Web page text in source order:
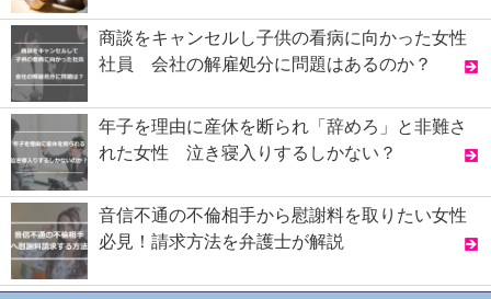
商談をキャンセルし子供の看病に向かった女性
社員 会社の解雇処分に問題はあるのか？
年子を理由に産休を断られ「辞めろ」と非難さ
れた女性 泣き寝入りするしかない？
音信不通の不倫相手から慰謝料を取りたい女性
必見！請求方法を弁護士が解説